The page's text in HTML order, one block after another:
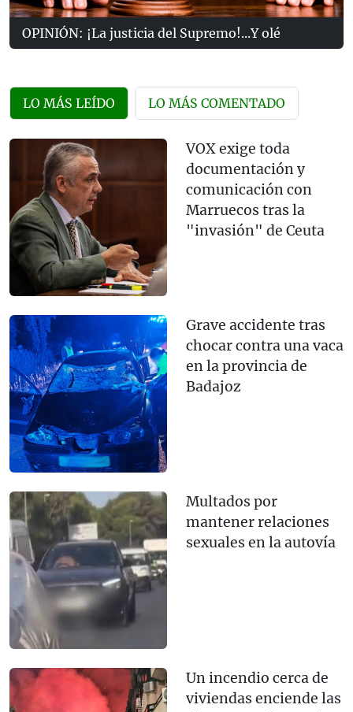
OPINIÓN: ¡La justicia del Supremo!...Y olé
LO MÁS LEÍDO LO MÁS COMENTADO
VOX exige toda
documentación y
comunicación con
Marruecos tras la
"invasión" de Ceuta
Grave accidente tras
chocar contra una vaca
en la provincia de
Badajoz
Multados por
mantener relaciones
sexuales en la autovía
Un incendio cerca de
viviendas enciende las